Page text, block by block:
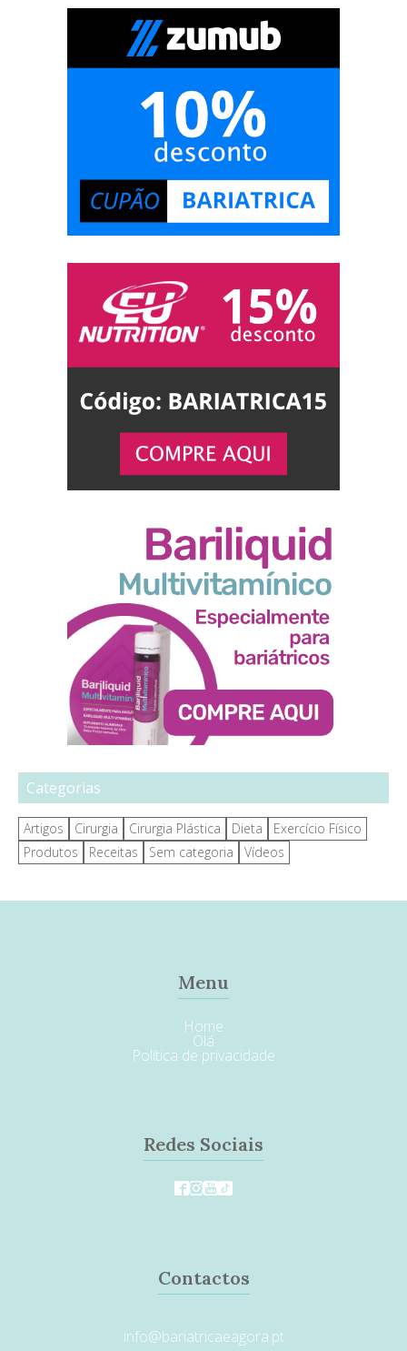
Categorias
Artigos Cirurgia Cirurgia Plástica Dieta
Exercício Físico
Produtos
Receitas Sem categoria Vídeos
Menu
Home
Olá
Política de privacidade
Redes Sociais
Contactos
info@bariatricaeagora.pt